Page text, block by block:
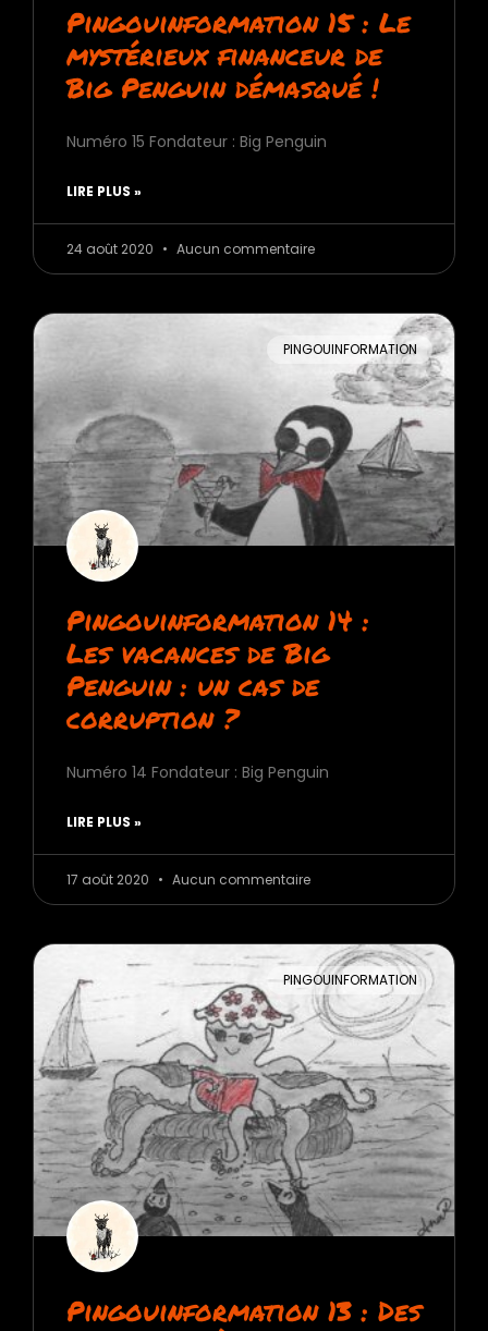
Pingouinformation 15 : Le
mystérieux financeur de
Big Penguin démasqué !
Numéro 15 Fondateur : Big Penguin
LIRE PLUS »
24 août 2020 Aucun commentaire
PINGOUINFORMATION
Pingouinformation 14 :
Les vacances de Big
Penguin : un cas de
corruption ?
Numéro 14 Fondateur : Big Penguin
LIRE PLUS »
17 août 2020 Aucun commentaire
PINGOUINFORMATION
Pingouinformation 13 : Des